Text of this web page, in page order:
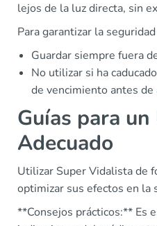
lejos de la luz directa, sin
Para garantizar la
Guardar siempre fuera
No utilizar si ha
de vencimiento antes
Guías para un
Adecuado
Utilizar Super Vidalista de
optimizar sus efectos en la
**Consejos prácticos:** Es